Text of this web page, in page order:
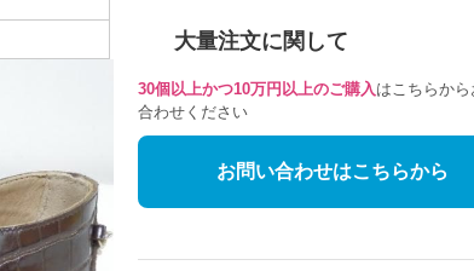
大量注文に関して
30個以上かつ10万円以上のご購入 はこちらか
合わせください
お問い合わせはこちらから